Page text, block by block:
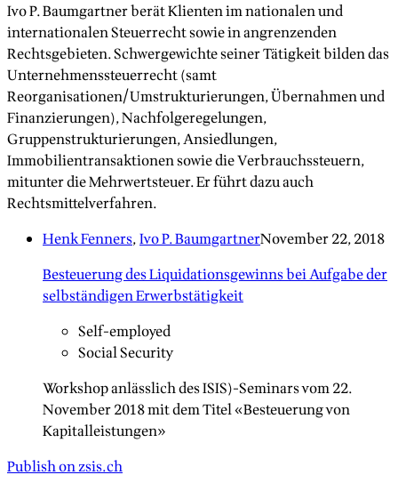
Ivo P. Baumgartner berät Klienten im nationalen und
internationalen Steuerrecht sowie in angrenzenden
Rechtsgebieten. Schwergewichte seiner Tätigkeit bilden das
Unternehmenssteuerrecht (samt
Reorganisationen/Umstrukturierungen, Übernahmen und
Finanzierungen), Nachfolgeregelungen,
Gruppenstrukturierungen, Ansiedlungen,
Immobilientransaktionen sowie die Verbrauchssteuern,
mitunter die Mehrwertsteuer. Er führt dazu auch
Rechtsmittelverfahren.
Henk Fenners,Ivo P. BaumgartnerNovember 22, 2018
Besteuerung des Liquidationsgewinns bei Aufgabe der
selbständigen Erwerbstätigkeit
Self-employed
Social Security
Workshop anlässlich des ISIS)-Seminars vom 22.
November 2018 mit dem Titel «Besteuerung von
Kapitalleistungen»
Publish on zsis.ch